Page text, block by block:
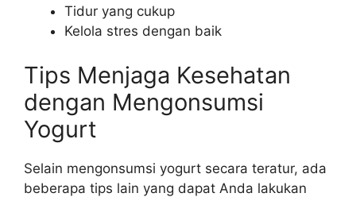
Tidur yang cukup
Kelola stres dengan baik
Tips Menjaga Kesehatan
dengan Mengonsumsi
Yogurt
Selain mengonsumsi yogurt secara teratur, ada
beberapa tips lain yang dapat Anda lakukan